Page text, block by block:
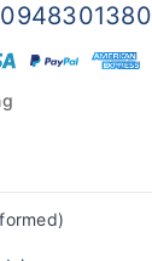
0948301380